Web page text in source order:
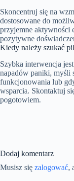
Skoncentruj się na
dostosowane do
przyjemne aktywności
pozytywne
Kiedy należy szukać
Szybka interwencja
napadów paniki, myśli
funkcjonowania lub
wsparcia. Skontaktuj
pogotowiem.
Dodaj komentarz
Musisz się zalogować,